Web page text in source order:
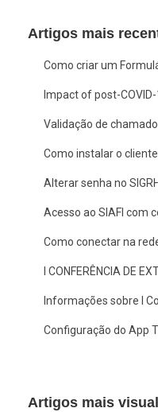
Artigos mais
Como criar um
Impact of post-
Validação de
Como instalar o
Alterar senha no
Acesso ao SIAFI com
Como conectar na
I CONFERÊNCIA DE
Informações sobre I
Configuração do App
Artigos mais